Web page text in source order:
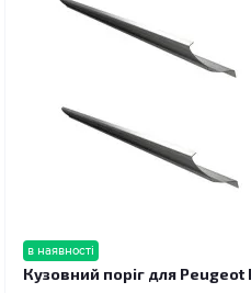
в наявності
Кузовний поріг для